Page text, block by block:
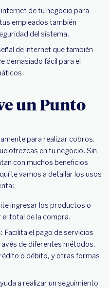
de tu negocio para
empleados también
del sistema.
de internet que también
demasiado fácil para el
un Punto
para realizar cobros,
ofrezcas en tu negocio. Sin
con muchos beneficios
te vamos a detallar los usos
ingresar los productos o
total de la compra.
Facilita el pago de servicios
de diferentes métodos,
o débito, y otras formas
a realizar un seguimiento